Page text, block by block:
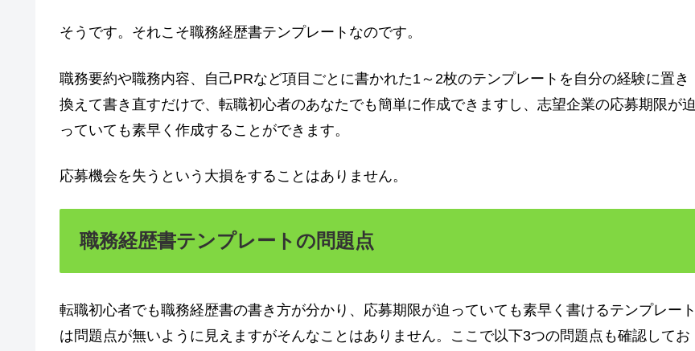
そうです。それこそ職務経歴書テンプレートなのです。
職務要約や職務内容、自己PRなど項目ごとに書かれた1～2枚のテンプレートを自分の経験に置き
換えて書き直すだけで、転職初心者のあなたでも簡単に作成できますし、志望企業の応募期限が迫
っていても素早く作成することができます。
応募機会を失うという大損をすることはありません。
職務経歴書テンプレートの問題点
転職初心者でも職務経歴書の書き方が分かり、応募期限が迫っていても素早く書けるテンプレート
は問題点が無いように見えますがそんなことはありません。ここで以下3つの問題点も確認してお